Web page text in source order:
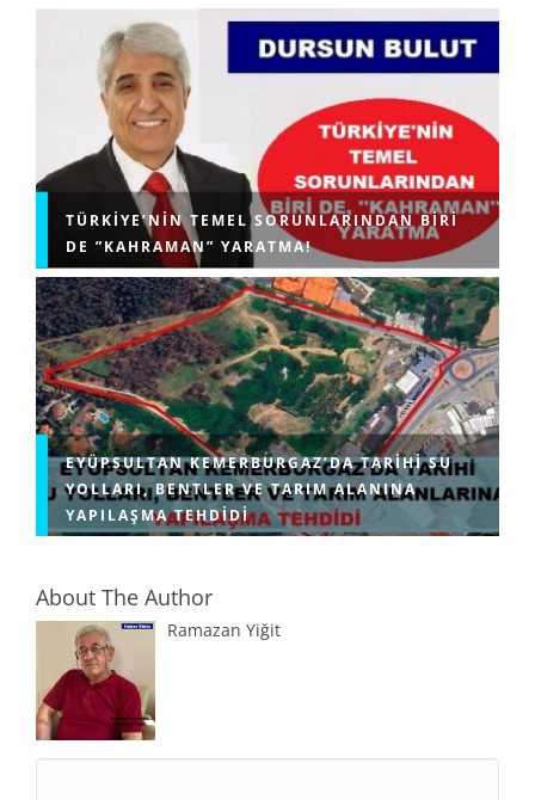
TÜRKIYE’NIN TEMEL SORUNLARINDAN BIRI
DE ”KAHRAMAN” YARATMA!
EYÜPSULTAN KEMERBURGAZ’DA TARIHI SU
YOLLARI, BENTLER VE TARIM ALANINA
YAPILAŞMA TEHDIDI
About The Author
Ramazan Yiğit